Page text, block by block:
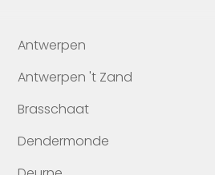
Antwerpen
Antwerpen 't Zand
Brasschaat
Dendermonde